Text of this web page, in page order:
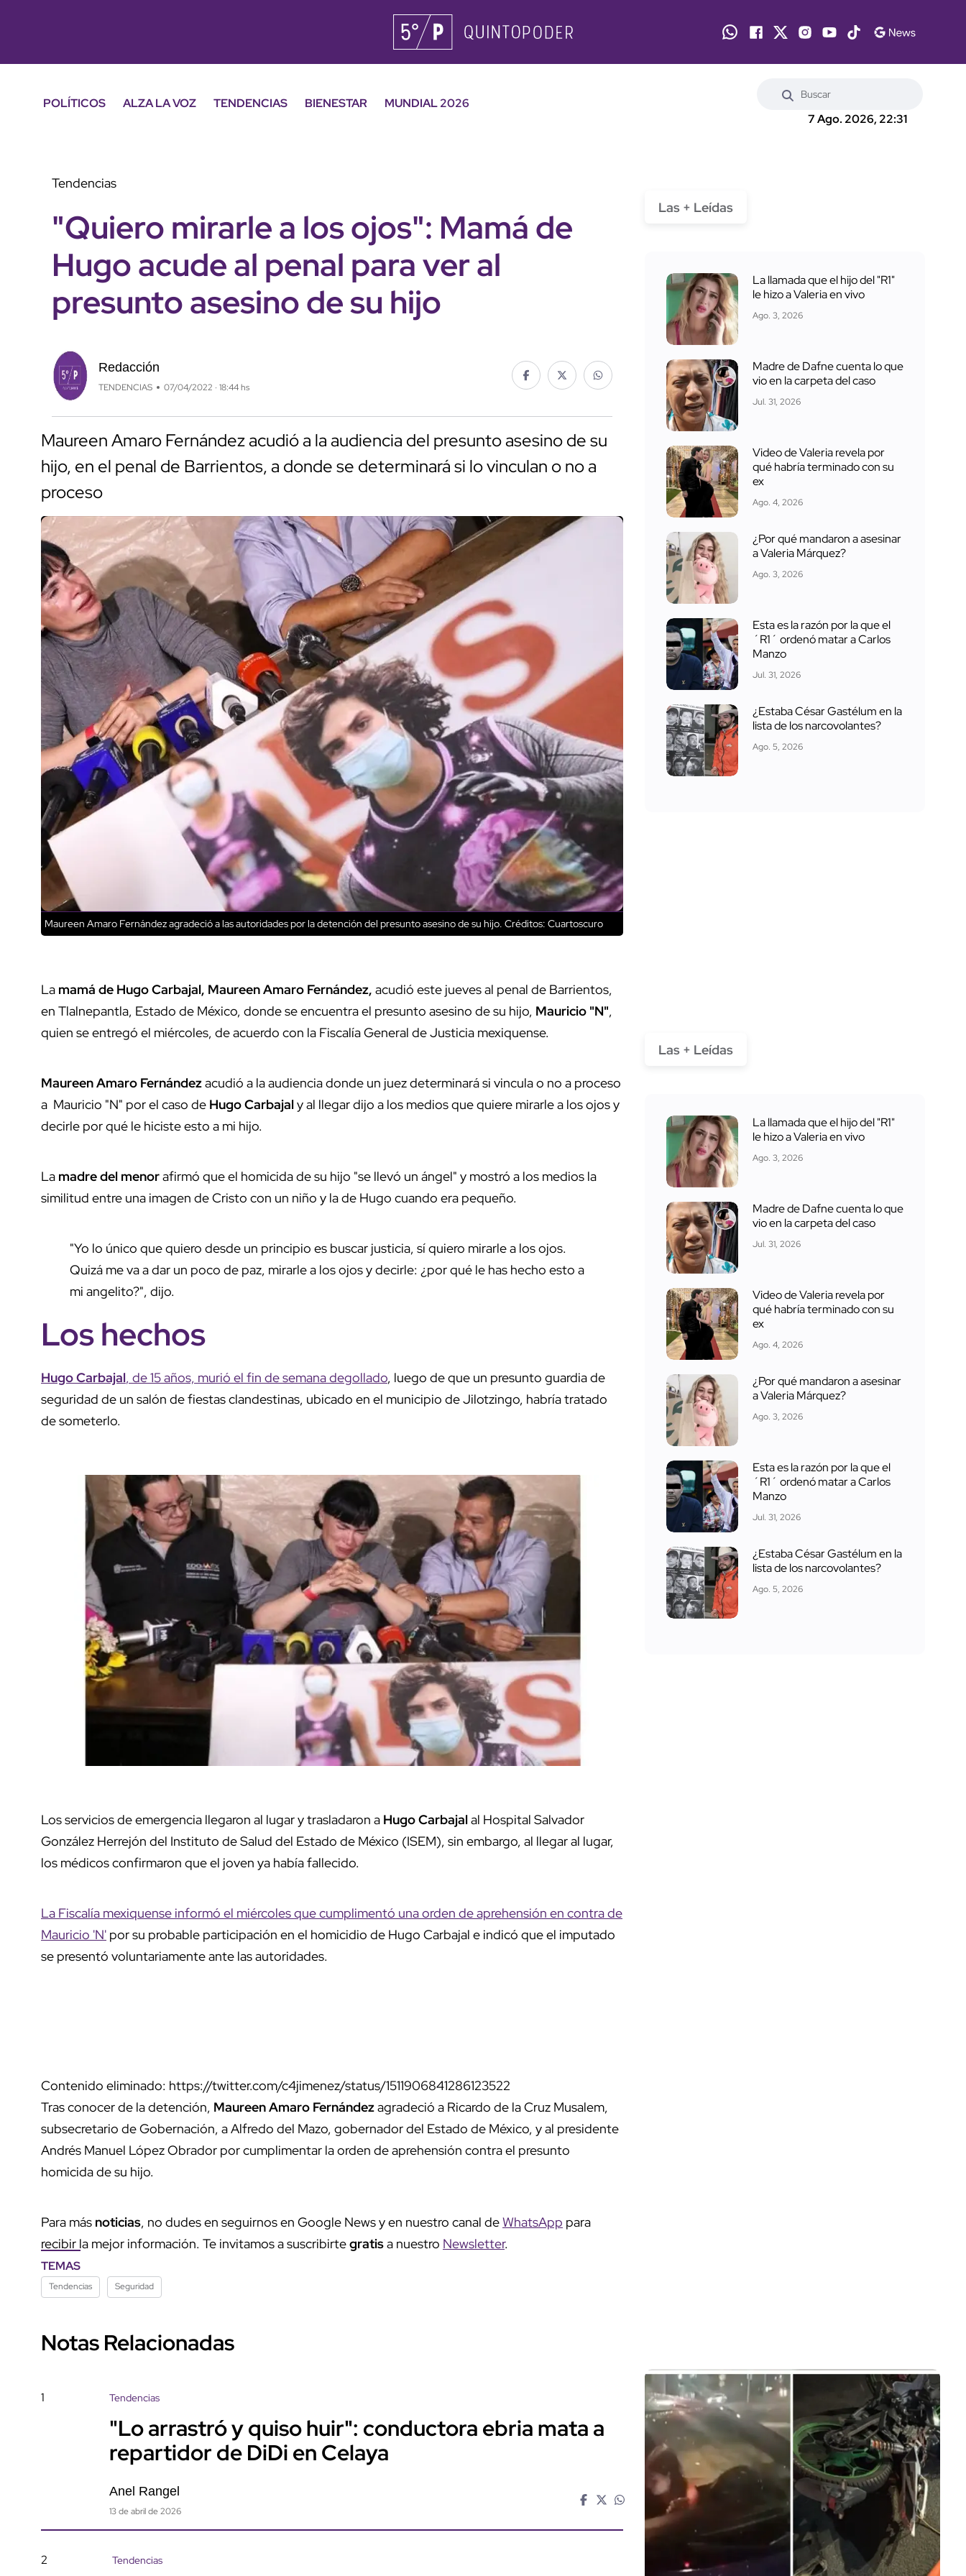
POLÍTICOS ALZA LA VOZ TENDENCIAS BIENESTAR
MUNDIAL 2026
7 Ago. 2026, 22:31
Tendencias
"Quiero mirarle a los ojos": Mamá de
Hugo acude al penal para ver al
presunto asesino de su hijo
Redacción
TENDENCIAS 07/04/2022 · 18:44 hs
Maureen Amaro Fernández acudió a la audiencia del presunto asesino de su
hijo, en el penal de Barrientos, a donde se determinará si lo vinculan o no a
proceso
Maureen Amaro Fernández agradeció a las autoridades por la detención del presunto asesino de su hijo. Créditos: Cuartoscuro
La mamá de Hugo Carbajal, Maureen Amaro Fernández, acudió este jueves al penal de Barrientos,
en Tlalnepantla, Estado de México, donde se encuentra el presunto asesino de su hijo, Mauricio "N",
quien se entregó el miércoles, de acuerdo con la Fiscalía General de Justicia mexiquense.
Maureen Amaro Fernándezacudió a la audiencia donde un juez determinará si vincula o no a proceso
a Mauricio "N" por el caso de Hugo Carbajaly al llegar dijo a los medios que quiere mirarle a los ojos y
decirle por qué le hiciste esto a mi hijo.
La madre del menorafirmó que el homicida de su hijo "se llevó un ángel" y mostró a los medios la
similitud entre una imagen de Cristo con un niño y la de Hugo cuando era pequeño.
"Yo lo único que quiero desde un principio es buscar justicia, sí quiero mirarle a los ojos.
Quizá me va a dar un poco de paz, mirarle a los ojos y decirle: ¿por qué le has hecho esto a
mi angelito?", dijo.
Los hechos
Hugo Carbajal, de 15 años, murió el fin de semana degollado, luego de que un presunto guardia de
seguridad de un salón de fiestas clandestinas, ubicado en el municipio de Jilotzingo, habría tratado
de someterlo.
Los servicios de emergencia llegaron al lugar y trasladaron a Hugo Carbajalal Hospital Salvador
González Herrejón del Instituto de Salud del Estado de México (ISEM), sin embargo, al llegar al lugar,
los médicos confirmaron que el joven ya había fallecido.
La Fiscalía mexiquense informó el miércoles que cumplimentó una orden de aprehensión en contra de
Mauricio 'N' por su probable participación en el homicidio de Hugo Carbajal e indicó que el imputado
se presentó voluntariamente ante las autoridades.
Contenido eliminado: https://twitter.com/c4jimenez/status/1511906841286123522
Tras conocer de la detención, Maureen Amaro Fernándezagradeció a Ricardo de la Cruz Musalem,
subsecretario de Gobernación, a Alfredo del Mazo, gobernador del Estado de México, y al presidente
Andrés Manuel López Obrador por cumplimentar la orden de aprehensión contra el presunto
homicida de su hijo.
Para más noticias, no dudes en seguirnos en Google News y en nuestro canal deWhatsApp para
recibir la mejor información. Te invitamos a suscribirtegratisa nuestro Newsletter.
TEMAS
Tendencias Seguridad
Notas Relacionadas
1 Tendencias
"Lo arrastró y quiso huir": conductora ebria mata a
repartidor de DiDi en Celaya
Anel Rangel
13 de abril de 2026
2 Tendencias
Las + Leídas
La llamada que el hijo del "R1"
le hizo a Valeria en vivo
Ago. 3, 2026
Madre de Dafne cuenta lo que
vio en la carpeta del caso
Jul. 31, 2026
Video de Valeria revela por
qué habría terminado con su
ex
Ago. 4, 2026
¿Por qué mandaron a asesinar
a Valeria Márquez?
Ago. 3, 2026
Esta es la razón por la que el
´R1´ ordenó matar a Carlos
Manzo
Jul. 31, 2026
¿Estaba César Gastélum en la
lista de los narcovolantes?
Ago. 5, 2026
Las + Leídas
La llamada que el hijo del "R1"
le hizo a Valeria en vivo
Ago. 3, 2026
Madre de Dafne cuenta lo que
vio en la carpeta del caso
Jul. 31, 2026
Video de Valeria revela por
qué habría terminado con su
ex
Ago. 4, 2026
¿Por qué mandaron a asesinar
a Valeria Márquez?
Ago. 3, 2026
Esta es la razón por la que el
´R1´ ordenó matar a Carlos
Manzo
Jul. 31, 2026
¿Estaba César Gastélum en la
lista de los narcovolantes?
Ago. 5, 2026